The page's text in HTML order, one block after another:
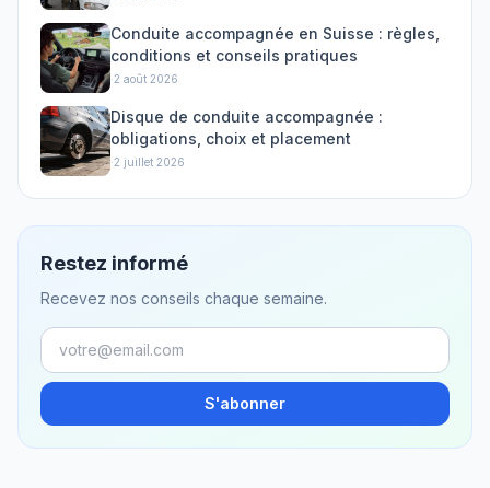
Conduite accompagnée en Suisse : règles,
conditions et conseils pratiques
·2 août 2026
Disque de conduite accompagnée :
obligations, choix et placement
·2 juillet 2026
Restez informé
Recevez nos conseils chaque semaine.
S'abonner